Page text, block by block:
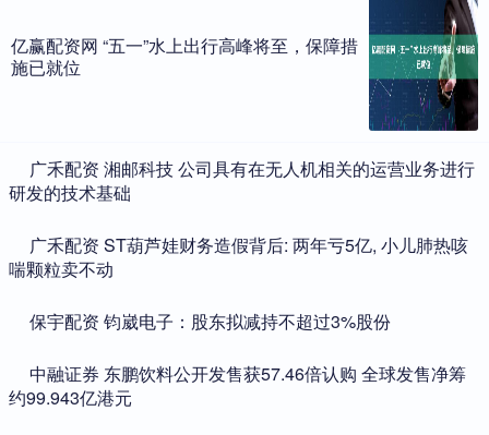
亿赢配资网 “五一”水上出行高峰将至，保障措
施已就位
​广禾配资 湘邮科技 公司具有在无人机相关的运营业务进行
研发的技术基础
​广禾配资 ST葫芦娃财务造假背后: 两年亏5亿, 小儿肺热咳
喘颗粒卖不动
​保宇配资 钧崴电子：股东拟减持不超过3%股份
​中融证券 东鹏饮料公开发售获57.46倍认购 全球发售净筹
约99.943亿港元